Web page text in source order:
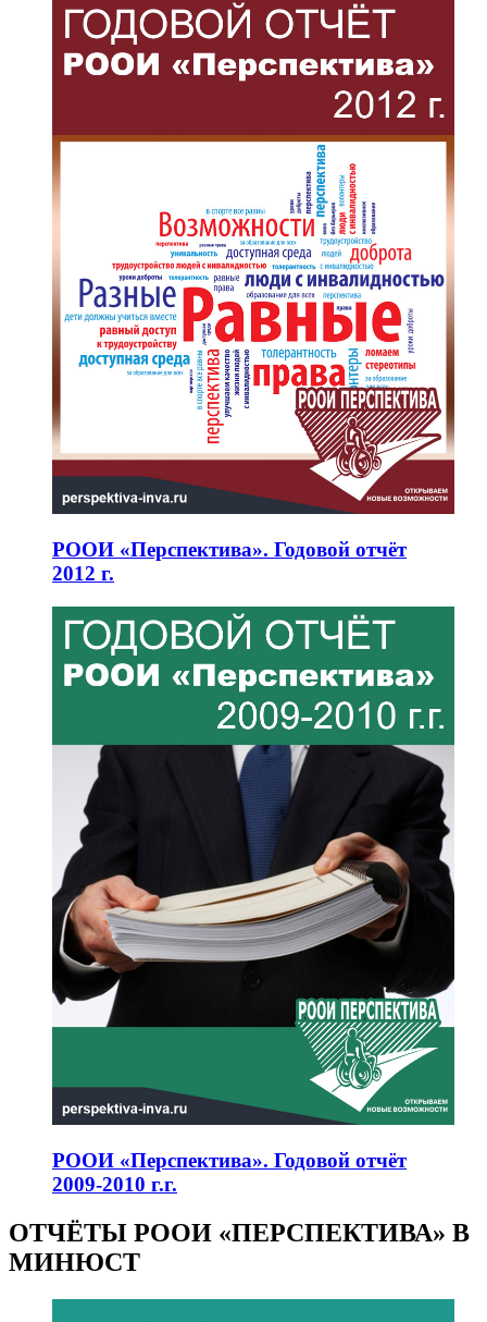
РООИ «Перспектива». Годовой отчёт
2012 г.
РООИ «Перспектива». Годовой отчёт
2009-2010 г.г.
ОТЧЁТЫ РООИ «ПЕРСПЕКТИВА» В
МИНЮСТ